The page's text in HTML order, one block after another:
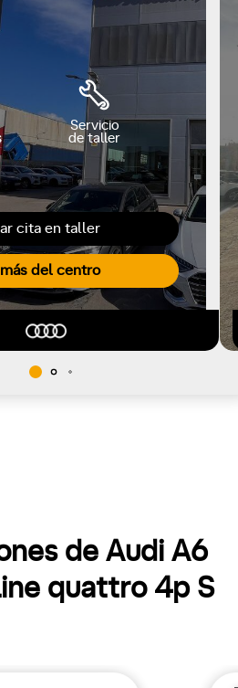
cita en taller
del centro
Servicio
de taller
de Audi A6
quattro 4p S